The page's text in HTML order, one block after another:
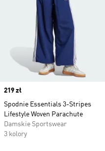
Price
219 zł
Spodnie Essentials 3-Stripes
Lifestyle Woven Parachute
Damskie Sportswear
3 kolory